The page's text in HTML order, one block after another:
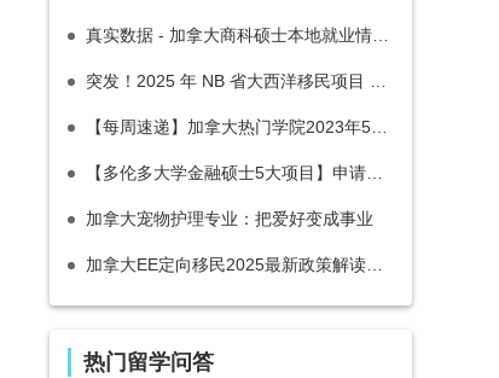
加拿大宠物护理专业：把爱好变成事业
热门留学问答